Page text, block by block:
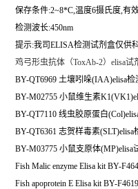
保存条件:2~8*C,温度6摄氏度,有效
检测波长:450nm
提示:我司ELISA检测试剂盒仅供
鸡弓形虫抗体（ToxAb-2）elisa试
BY-QT6969 土壤吲哚(IAA)elisa
BY-M02755 小鼠维生素
BY-QT7110 线虫胶原蛋白
BY-QT6361 志贺样毒素
BY-M03775 小鼠支原体(MP)elisa
Fish Malic enzyme Elisa kit BY-
Fish apoprotein E Elisa kit BY-